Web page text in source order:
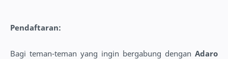
Pendaftaran:
Bagi teman-teman yang ingin bergabung dengan Adaro